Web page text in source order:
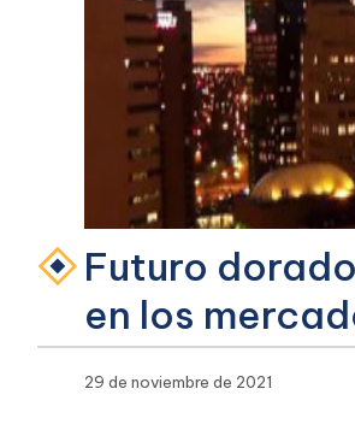
Futuro
en los
29 de noviembre de 2021